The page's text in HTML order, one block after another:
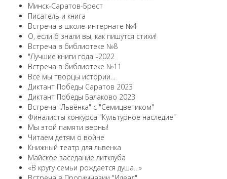
Минск-Саратов-Брест
Писатель и книга
Встреча в школе-интернате №4
О, если б знали вы, как пишутся стихи!
Встреча в библиотеке №8
"Лучшие книги года"-2022
Встреча в библиотеке №11
Все мы творцы истории…
Диктант Победы Саратов 2023
Диктант Победы Балаково 2023
Встреча "Львёнка" с "Семицветиком"
Финалисты конкурса "Культурное наследие"
Мы этой памяти верны!
Читаем детям о войне
Книжный театр для львенка
Майское заседание литклуба
«В кругу семьи рождается душа…»